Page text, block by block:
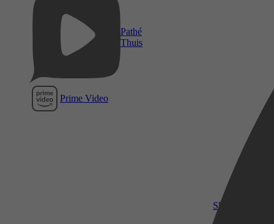
Pathé
Thuis
Prime Video
SkyShowtime